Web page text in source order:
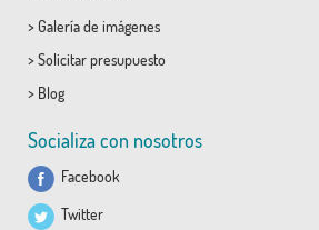
> Galería de imágenes
> Solicitar presupuesto
> Blog
Socializa con nosotros
Facebook
Twitter